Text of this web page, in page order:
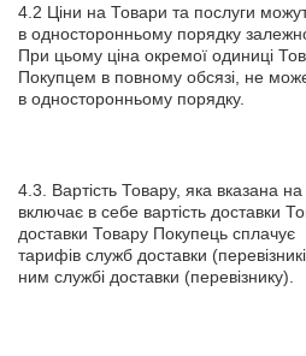
4.2 Ціни на Товари та послуги
в односторонньому порядку
При цьому ціна окремої одиниці
Покупцем в повному обсязі, не
в односторонньому порядку.
4.3. Вартість Товару, яка вказана
включає в себе вартість доставки
доставки Товару Покупець сплачує
тарифів служб доставки
ним службі доставки (перевізнику).